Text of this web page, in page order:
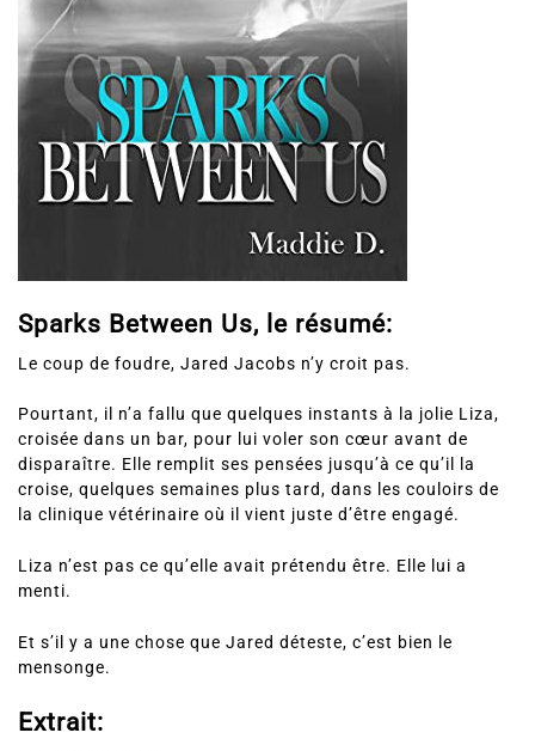
Sparks Between Us, le résumé:
Le coup de foudre, Jared Jacobs n’y croit pas.
Pourtant, il n’a fallu que quelques instants à la jolie Liza,
croisée dans un bar, pour lui voler son cœur avant de
disparaître. Elle remplit ses pensées jusqu’à ce qu’il la
croise, quelques semaines plus tard, dans les couloirs de
la clinique vétérinaire où il vient juste d’être engagé.
Liza n’est pas ce qu’elle avait prétendu être. Elle lui a
menti.
Et s’il y a une chose que Jared déteste, c’est bien le
mensonge.
Extrait: